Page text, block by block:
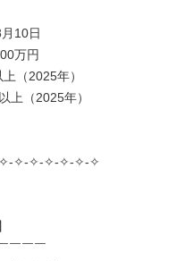
10日
万円
（2025年）
上（2025年）
✧-✧-✧-✧-✧-✧
￣￣￣